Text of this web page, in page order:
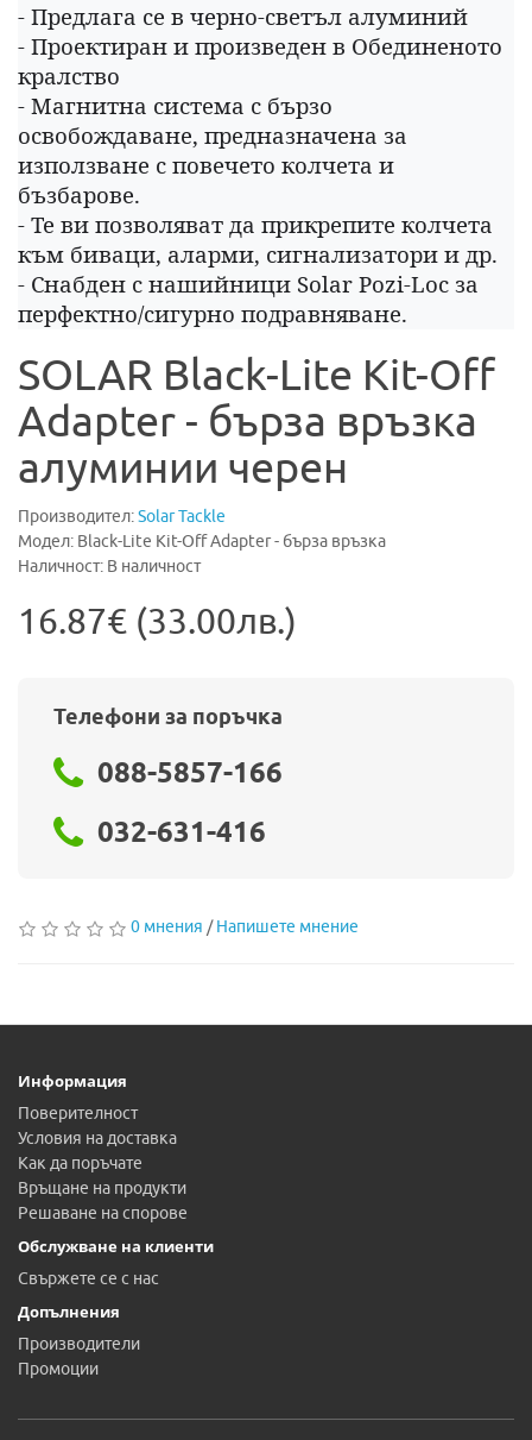
- Предлага се в черно-светъл алуминий
- Проектиран и произведен в Обединеното
кралство
- Магнитна система с бързо
освобождаване, предназначена за
използване с повечето колчета и
бъзбарове.
- Те ви позволяват да прикрепите колчета
към биваци, аларми, сигнализатори и др.
- Снабден с нашийници Solar Pozi-Loc за
перфектно/сигурно подравняване.
SOLAR Black-Lite Kit-Off
Adapter - бърза връзка
алуминии черен
Производител:Solar Tackle
Модел: Black-Lite Kit-Off Adapter - бърза връзка
Наличност: В наличност
16.87€ (33.00лв.)
Телефони за поръчка
088-5857-166
032-631-416
0 мнения /Напишете мнение
Информация
Поверителност
Условия на доставка
Как да поръчате
Връщане на продукти
Решаване на спорове
Обслужване на клиенти
Свържете се с нас
Допълнения
Производители
Промоции